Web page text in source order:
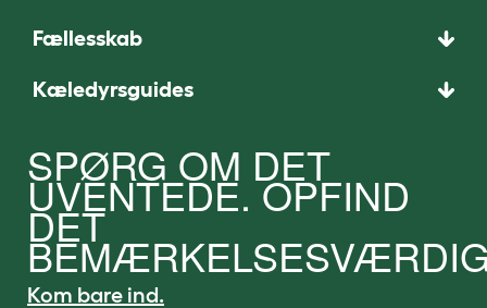
Fællesskab
Kæledyrsguides
SPØRG OM DET
UVENTEDE. OPFIND
DET
Kom bare ind.